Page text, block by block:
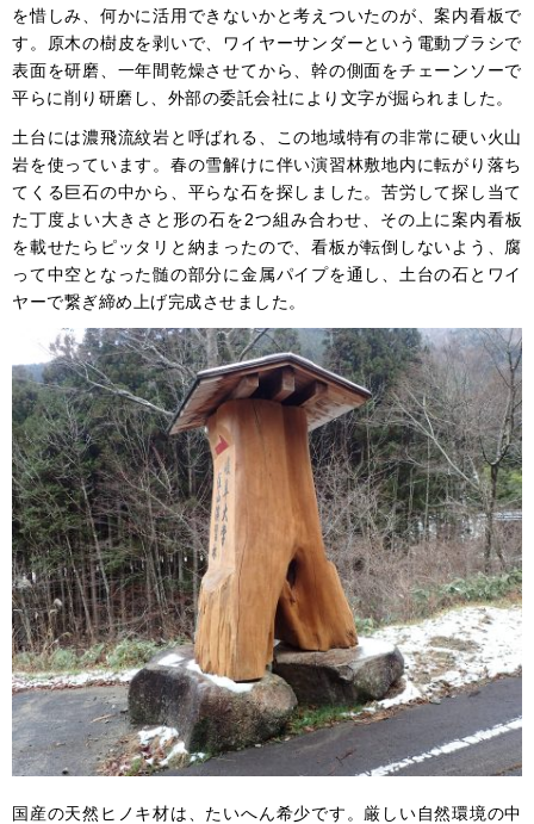
を惜しみ、何かに活用できないかと考えついたのが、案内看板で
す。原木の樹皮を剥いで、ワイヤーサンダーという電動ブラシで
表面を研磨、一年間乾燥させてから、幹の側面をチェーンソーで
平らに削り研磨し、外部の委託会社により文字が掘られました。
土台には濃飛流紋岩と呼ばれる、この地域特有の非常に硬い火山
岩を使っています。春の雪解けに伴い演習林敷地内に転がり落ち
てくる巨石の中から、平らな石を探しました。苦労して探し当て
た丁度よい大きさと形の石を2つ組み合わせ、その上に案内看板
を載せたらピッタリと納まったので、看板が転倒しないよう、腐
って中空となった髄の部分に金属パイプを通し、土台の石とワイ
ヤーで繋ぎ締め上げ完成させました。
国産の天然ヒノキ材は、たいへん希少です。厳しい自然環境の中